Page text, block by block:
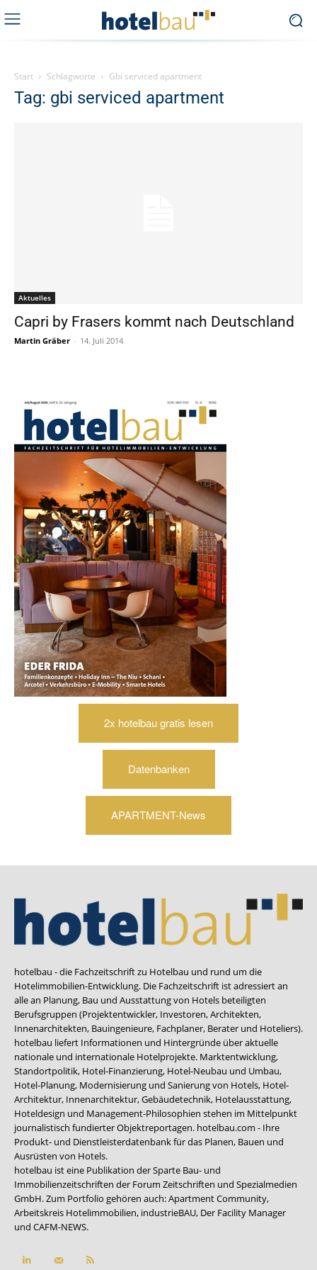
Start Schlagworte Gbi serviced apartment
Tag: gbi serviced apartment
Aktuelles
Capri by Frasers kommt nach Deutschland
Martin Gräber - 14. Juli 2014
2x hotelbau gratis lesen
Datenbanken
APARTMENT-News
hotelbau - die Fachzeitschrift zu Hotelbau und rund um die
Hotelimmobilien-Entwicklung. Die Fachzeitschrift ist adressiert an
alle an Planung, Bau und Ausstattung von Hotels beteiligten
Berufsgruppen (Projektentwickler, Investoren, Architekten,
Innenarchitekten, Bauingenieure, Fachplaner, Berater und Hoteliers).
hotelbau liefert Informationen und Hintergründe über aktuelle
nationale und internationale Hotelprojekte. Marktentwicklung,
Standortpolitik, Hotel-Finanzierung, Hotel-Neubau und Umbau,
Hotel-Planung, Modernisierung und Sanierung von Hotels, Hotel-
Architektur, Innenarchitektur, Gebäudetechnik, Hotelausstattung,
Hoteldesign und Management-Philosophien stehen im Mittelpunkt
journalistisch fundierter Objektreportagen. hotelbau.com - Ihre
Produkt- und Dienstleisterdatenbank für das Planen, Bauen und
Ausrüsten von Hotels.
hotelbau ist eine Publikation der Sparte Bau- und
Immobilienzeitschriften der Forum Zeitschriften und Spezialmedien
GmbH. Zum Portfolio gehören auch:Apartment Community,
Arbeitskreis Hotelimmobilien, industrieBAU, Der Facility Manager
und CAFM-NEWS.